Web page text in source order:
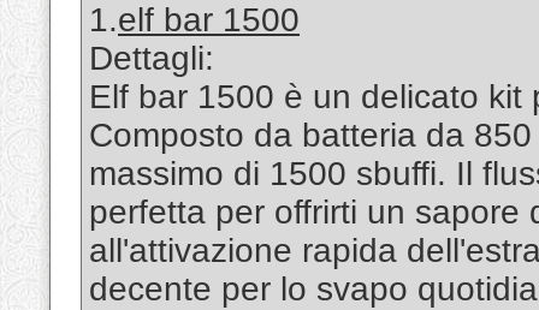
1.elf bar 1500
Dettagli:
Elf bar 1500 è un delicato
Composto da batteria da
massimo di 1500 sbuffi. Il
perfetta per offrirti un sapore
all'attivazione rapida
decente per lo svapo